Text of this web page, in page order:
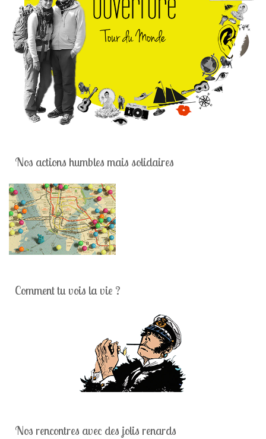
Nos actions humbles mais solidaires
Comment tu vois la vie ?
Nos rencontres avec des jolis renards